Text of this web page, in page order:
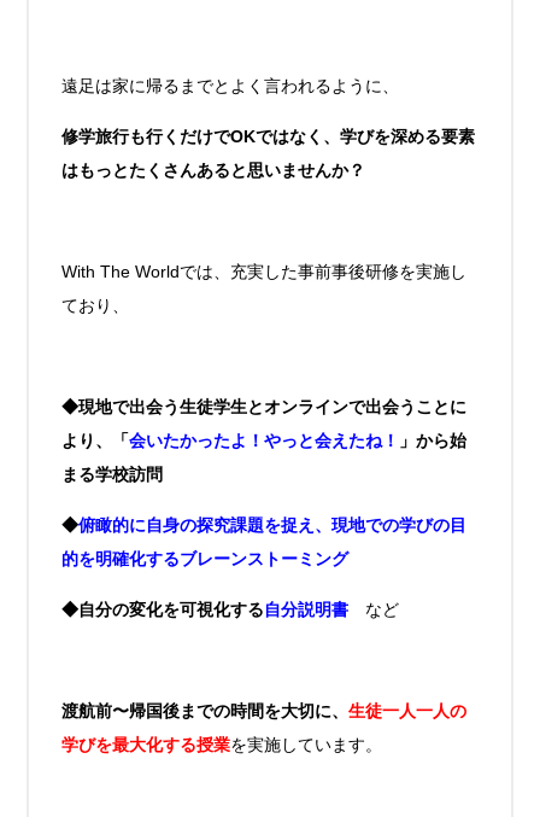
遠足は家に帰るまでとよく言われるように、
修学旅行も行くだけでOKではなく、学びを深める要素
はもっとたくさんあると思いませんか？
With The Worldでは、充実した事前事後研修を実施し
ており、
◆現地で出会う生徒学生とオンラインで出会うことに
より、「会いたかったよ！やっと会えたね！
」から始
まる学校訪問
◆俯瞰的に自身の探究課題を捉え、現地での学びの目
的を明確化するブレーンストーミング
◆自分の変化を可視化する自分説明書 など
渡航前〜帰国後までの時間を大切に、生徒一人一人の
学びを最大化する授業を実施しています。